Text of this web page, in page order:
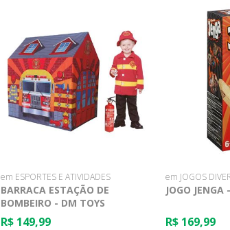
em ESPORTES E ATIVIDADES
BARRACA ESTAÇÃO DE
BOMBEIRO - DM TOYS
R$ 149,99
em JOGOS
JOGO JENGA
R$ 169,99